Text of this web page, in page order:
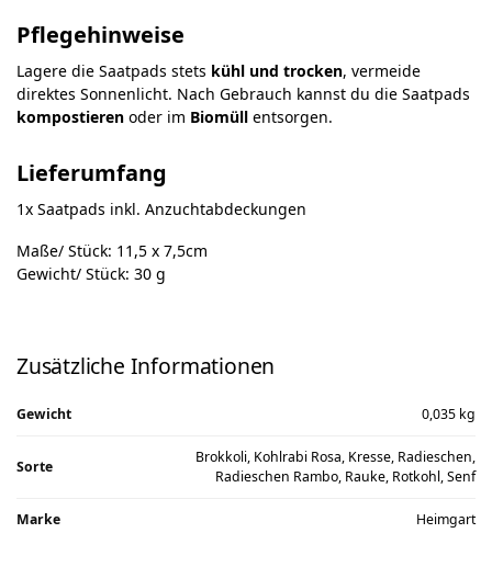
Pflegehinweise
Lagere die Saatpads stets kühl und trocken, vermeide
direktes Sonnenlicht. Nach Gebrauch kannst du die Saatpads
kompostieren oder im Biomüll entsorgen.
Lieferumfang
1x Saatpads inkl. Anzuchtabdeckungen
Maße/ Stück: 11,5 x 7,5cm
Gewicht/ Stück: 30 g
Zusätzliche Informationen
Gewicht 0,035 kg
Sorte
Brokkoli, Kohlrabi Rosa, Kresse, Radieschen,
Radieschen Rambo, Rauke, Rotkohl, Senf
Marke Heimgart